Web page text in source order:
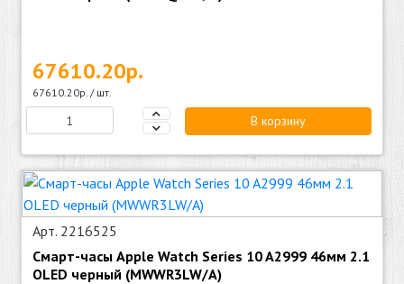
67610.20р.
67610.20р. / шт.
В корзину
Арт. 2216525
Смарт-часы Apple Watch Series 10 A2999 46мм 2.1
OLED черный (MWWR3LW/A)